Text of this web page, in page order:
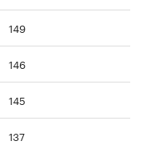
149
146
145
137